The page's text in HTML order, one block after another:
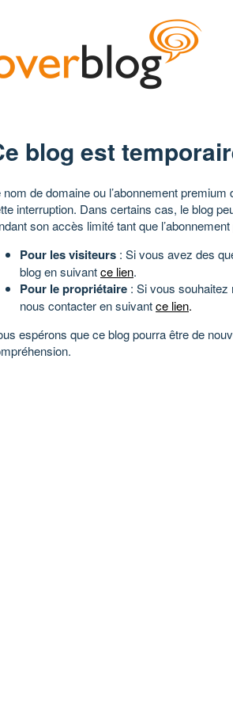
blog est
nom de domaine ou l’abonnement
interruption. Dans certains cas, le blog
son accès limité tant que
Pour les visiteurs : Si vous avez des
blog en suivantce lien.
Pour le propriétaire : Si vous souhaitez
nous contacter en suivantce lien.
espérons que ce blog pourra être de